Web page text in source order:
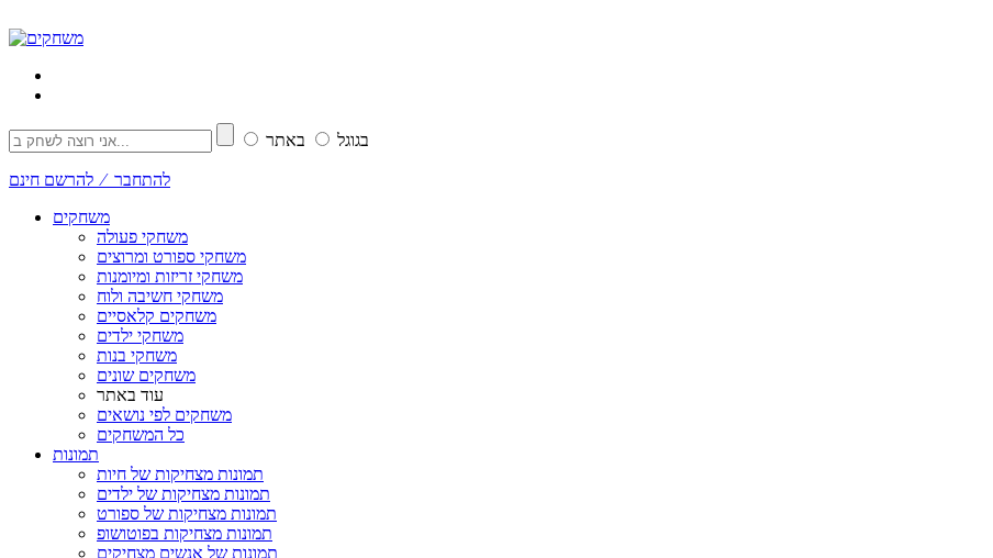
בגוגל באתר
להתחבר ⁄ להרשם חינם
משחקים
משחקי פעולה
משחקי ספורט ומרוצים
משחקי זריזות ומיומנות
משחקי חשיבה ולוח
משחקים קלאסיים
משחקי ילדים
משחקי בנות
משחקים שונים
עוד באתר
משחקים לפי נושאים
כל המשחקים
תמונות
תמונות מצחיקות של חיות
תמונות מצחיקות של ילדים
תמונות מצחיקות של ספורט
תמונות מצחיקות בפוטושופ
תמונות של אנשים מצחיקים